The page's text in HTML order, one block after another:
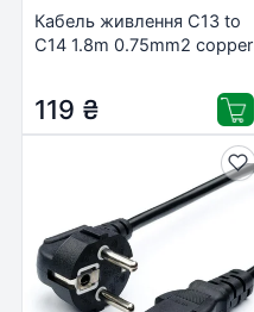
Кабель живлення C13 to
C14 1.8m 0.75mm2 copper
119 ₴